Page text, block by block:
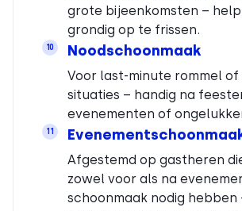
grote bijeenkomsten –
grondig op te frissen.
10 Noodschoonmaak
Voor last-minute rommel
situaties – handig na
evenementen of
11
Afgestemd op gastheren
zowel voor als na
schoonmaak nodig